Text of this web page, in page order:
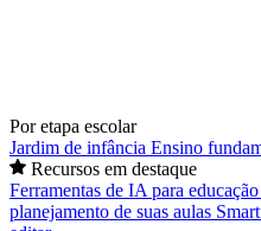
Por etapa escolar
Jardim de infância Ensino
Recursos em destaque
Ferramentas de IA para educação
planejamento de suas aulas